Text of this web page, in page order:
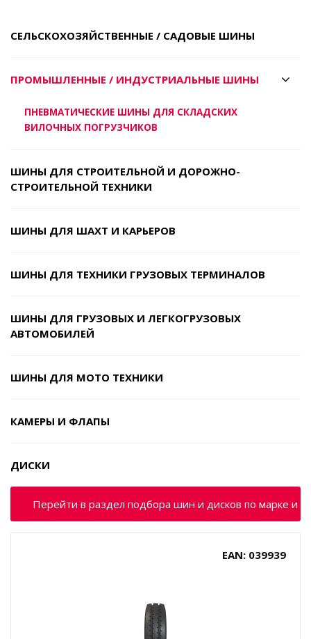
СЕЛЬСКОХОЗЯЙСТВЕННЫЕ / САДОВЫЕ ШИНЫ
ПРОМЫШЛЕННЫЕ / ИНДУСТРИАЛЬНЫЕ ШИНЫ
ПНЕВМАТИЧЕСКИЕ ШИНЫ ДЛЯ СКЛАДСКИХ
ВИЛОЧНЫХ ПОГРУЗЧИКОВ
ШИНЫ ДЛЯ СТРОИТЕЛЬНОЙ И ДОРОЖНО-
СТРОИТЕЛЬНОЙ ТЕХНИКИ
ШИНЫ ДЛЯ ШАХТ И КАРЬЕРОВ
ШИНЫ ДЛЯ ТЕХНИКИ ГРУЗОВЫХ ТЕРМИНАЛОВ
ШИНЫ ДЛЯ ГРУЗОВЫХ И ЛЕГКОГРУЗОВЫХ
АВТОМОБИЛЕЙ
ШИНЫ ДЛЯ МОТО ТЕХНИКИ
КАМЕРЫ И ФЛАПЫ
ДИСКИ
Перейти в раздел подбора шин и дисков по марке и
EAN: 039939